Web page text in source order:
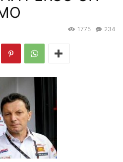
234
1775